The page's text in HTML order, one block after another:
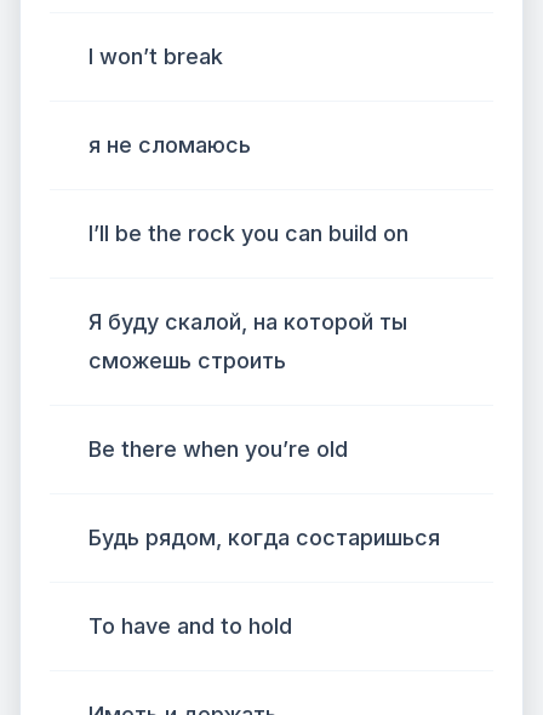
I won’t break
я не сломаюсь
I’ll be the rock you can build on
Я буду скалой, на которой ты
сможешь строить
Be there when you’re old
Будь рядом, когда состаришься
To have and to hold